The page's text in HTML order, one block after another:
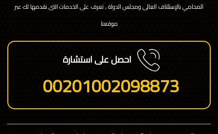
المحامي بالإستئناف العالى ومجلس الدولة , تعرف على الخدمات التى نقدمها لك عبر
موقعنا
احصل على استشارة
00201002098873